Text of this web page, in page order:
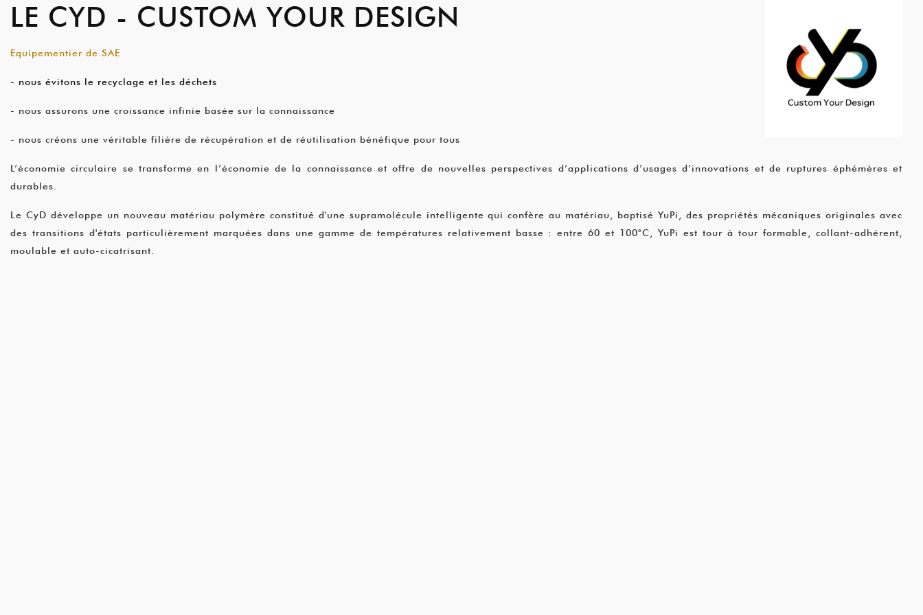
LE CYD - CUSTOM YOUR DESIGN
Equipementier de SAE
- nous évitons le recyclage et les déchets
- nous assurons une croissance infinie basée sur la connaissance
- nous créons une véritable filière de récupération et de réutilisation bénéfique pour tous
L’économie circulaire se transforme en l’économie de la connaissance et offre de nouvelles perspectives d’applications d’usages d’innovations et de ruptures éphémères et
durables.
Le CyD développe un nouveau matériau polymère constitué d'une supramolécule intelligente qui confère au matériau, baptisé YuPi, des propriétés mécaniques originales avec
des transitions d'états particulièrement marquées dans une gamme de températures relativement basse : entre 60 et 100°C, YuPi est tour à tour formable, collant-adhérent,
moulable et auto-cicatrisant.